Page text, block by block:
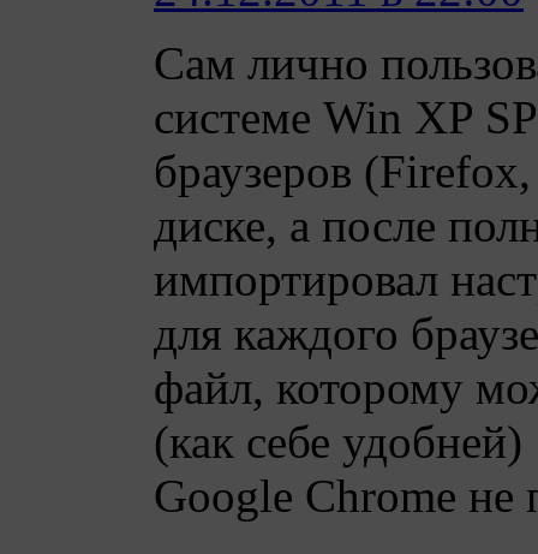
Сам лично
системе Win XP
браузеров
диске, а после
импортировал
для каждого
файл, которому
(как себе удобней)
Google Chrome не